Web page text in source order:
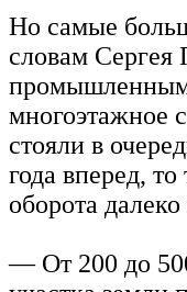
Но самые
словам
многоэтажное
стояли в
года вперед,
оборота
— От 200 до